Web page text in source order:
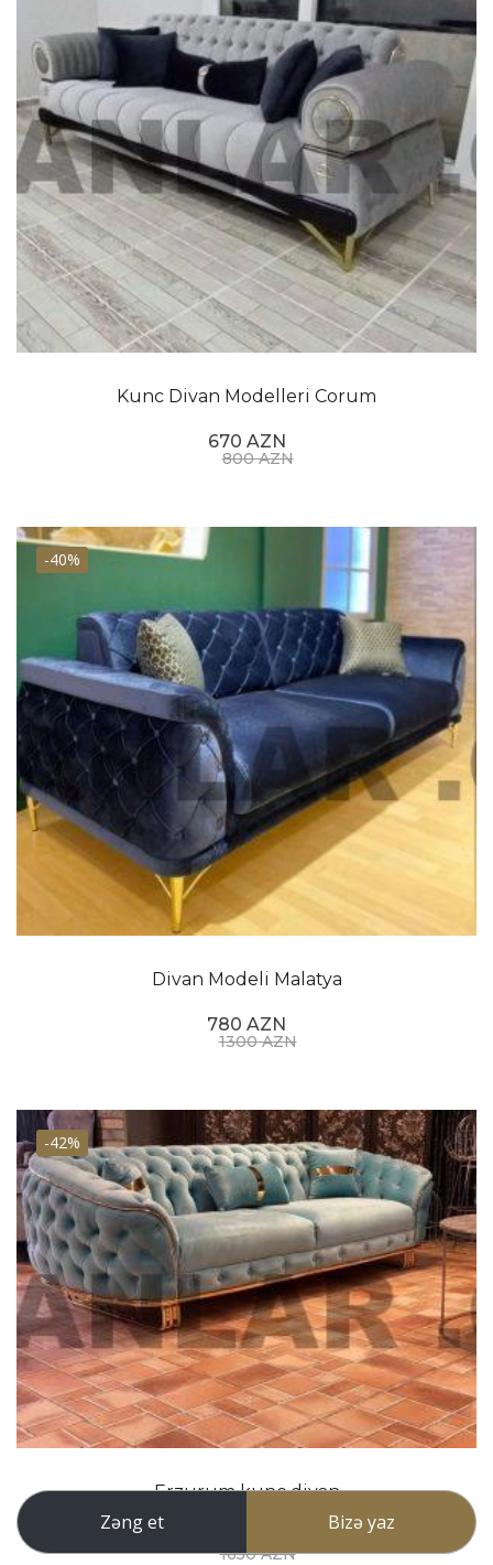
Kunc Divan Modelleri Corum
670 AZN
800 AZN
-40%
Divan Modeli Malatya
780 AZN
1300 AZN
-42%
Erzurum kunc divan
1650 AZN
Zəng et Bizə yaz